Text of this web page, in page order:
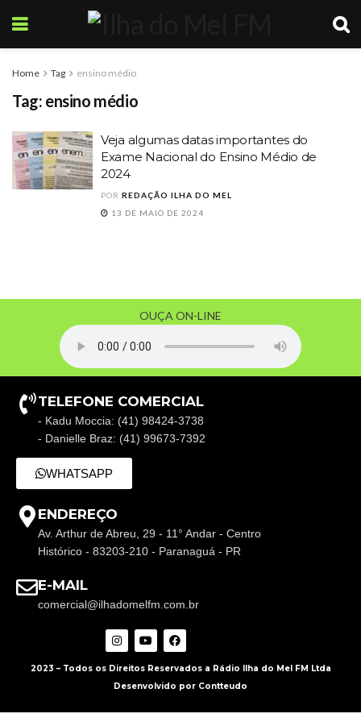
Home Tag ensino médio
Tag: ensino médio
Veja algumas datas importantes do
Exame Nacional do Ensino Médio de
2024
POR REDAÇÃO ILHA DO MEL
13 DE MAIO DE 2024
OUÇA ON-LINE
TELEFONE COMERCIAL
- Kadu Moccia: (41) 98424-3738
- Danielle Braz: (41) 99673-7392
WHATSAPP
ENDEREÇO
Av. Arthur de Abreu, 29 - 11° Andar - Centro
Histórico - 83203-210 - Paranaguá - PR
E-MAIL
comercial@ilhadomelfm.com.br
2023 – Todos os Direitos Reservados a Rádio Ilha do Mel FM Ltda
Desenvolvido por Contteudo